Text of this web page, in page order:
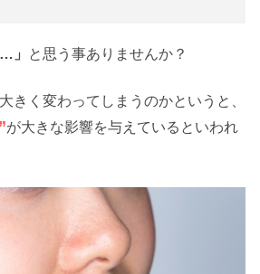
」 と思う事ありませんか？
きく変わってしまうのかというと、
が大きな影響を与えているといわれ